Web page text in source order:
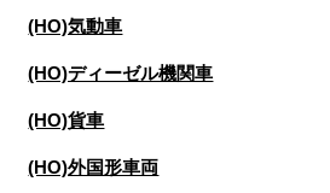
(HO)気動車
(HO)ディーゼル機関車
(HO)貨車
(HO)外国形車両